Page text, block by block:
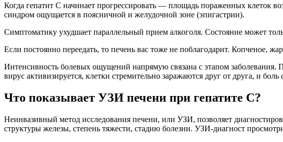
Когда гепатит C начинает прогрессировать — площадь пораженных клеток
синдром ощущается в поясничной и желудочной зоне (эпигастрии).
Симптоматику ухудшает параллельный прием алкоголя. Состояние может
Если постоянно переедать, то печень вас тоже не поблагодарит. Копченое,
Интенсивность болевых ощущений напрямую связана с этапом
вирус активизируется, клетки стремительно заражаются друг от друга, и
Что показывает УЗИ печени при гепатите C?
Неинвазивный метод исследования печени, или УЗИ, позволяет
структуры железы, степень тяжести, стадию болезни. УЗИ-диагност